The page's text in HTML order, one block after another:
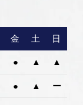
金 土 日
● ▲ ▲
● ▲ ー